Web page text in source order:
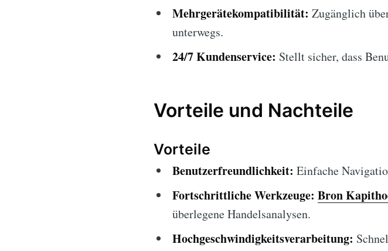
Mehrgerätekompatibilität: Zugänglich
unterwegs.
24/7 Kundenservice: Stellt sicher, dass
Vorteile und Nachteile
Vorteile
Benutzerfreundlichkeit: Einfache
Fortschrittliche Werkzeuge: Bron
überlegene Handelsanalysen.
Hochgeschwindigkeitsverarbeitung: